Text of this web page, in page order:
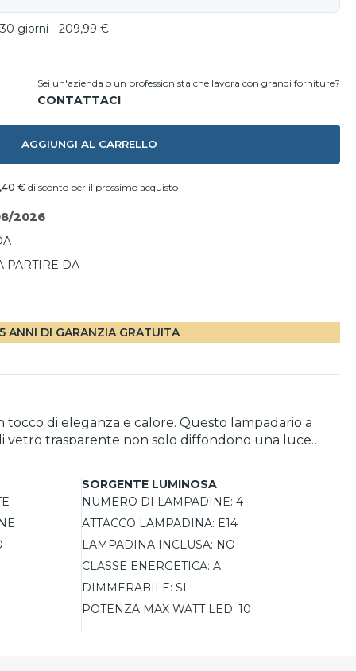
giorni - 209,99 €
Sei un'azienda o un professionista che lavora con grandi forniture?
AGGIUNGI AL CARRELLO
€ di sconto per il prossimo acquisto
2026
PARTIRE DA
ANNI DI GARANZIA GRATUITA
di eleganza e calore. Questo lampadario a
vetro trasparente non solo diffondono una luce
il punto focale del tuo ambiente, creando
SORGENTE LUMINOSA
NUMERO DI LAMPADINE: 4
ATTACCO LAMPADINA: E14
LAMPADINA INCLUSA: NO
CLASSE ENERGETICA: A
DIMMERABILE: SI
POTENZA MAX WATT LED: 10